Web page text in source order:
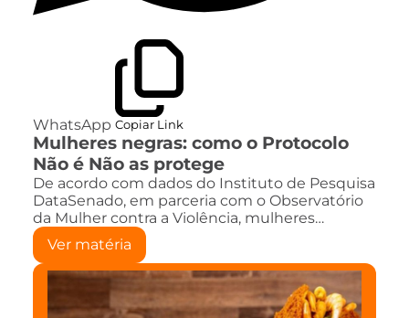
WhatsApp Copiar Link
Mulheres negras: como o Protocolo
Não é Não as protege
De acordo com dados do Instituto de Pesquisa
DataSenado, em parceria com o Observatório
da Mulher contra a Violência, mulheres…
Ver matéria